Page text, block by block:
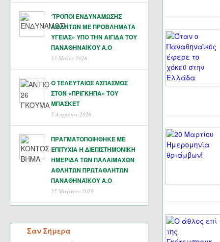
‘ΤΡΟΠΟΙ ΕΝΔΥΝΑΜΩΣΗΣ
ΑΘΛΗΤΩΝ ΜΕ ΠΡΟΒΛΗΜΑΤΑ
ΥΓΕΙΑΣ» ΥΠΟ ΤΗΝ ΑΙΓΙΔΑ ΤΟΥ
ΠΑΝΑΘΗΝΑΊΚΟΥ Α.Ο
13 Μάϊος 2026
Ο ΤΕΛΕΥΤΑΙΟΣ ΑΣΠΑΣΜΟΣ
ΣΤΟΝ «ΠΡΙΓΚΗΠΑ» ΤΟΥ
ΜΠΑΣΚΕΤ
5 Απριλίου 2026
ΠΡΑΓΜΑΤΟΠΟΙΗΘΗΚΕ ΜΕ
ΕΠΙΤΥΧΙΑ Η ΔΙΕΠΙΣΤΗΜΟΝΙΚΗ
ΗΜΕΡΙΔΑ ΤΩΝ ΠΑΛΑΙΜΑΧΩΝ
ΑΘΛΗΤΩΝ ΠΡΩΤΑΘΛΗΤΩΝ
ΠΑΝΑΘΗΝΑΪΚΟΥ Α.Ο
25 Μαρτίου 2026
Σαν Σήμερα